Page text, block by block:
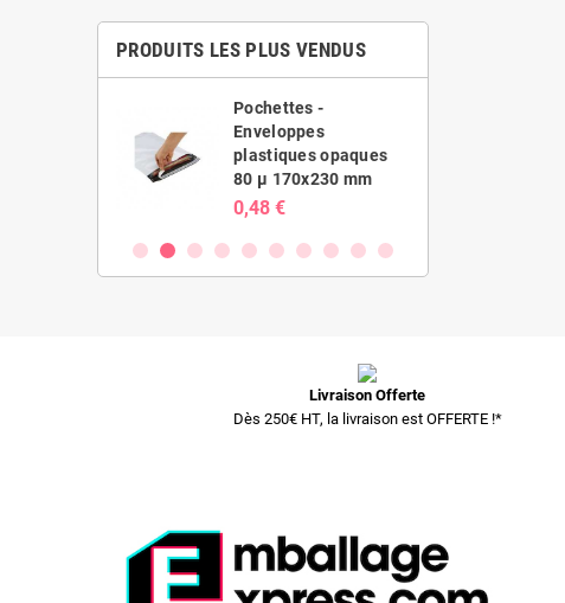
PRODUITS LES PLUS VENDUS
Pochettes -
Enveloppes
plastiques opaques
80 µ 170x230 mm
0,48 €
Livraison Offerte
Dès 250€ HT, la livraison est OFFERTE !*